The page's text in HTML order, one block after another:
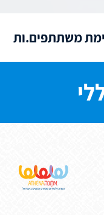
משתתפים.ות